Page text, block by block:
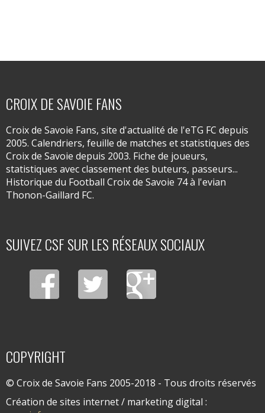
CROIX DE SAVOIE FANS
Croix de Savoie Fans, site d'actualité de l'eTG FC depuis
2005. Calendriers, feuille de matches et statistiques des
Croix de Savoie depuis 2003. Fiche de joueurs,
statistiques avec classement des buteurs, passeurs...
Historique du Football Croix de Savoie 74 à l'evian
Thonon-Gaillard FC.
SUIVEZ CSF SUR LES RÉSEAUX SOCIAUX
COPYRIGHT
© Croix de Savoie Fans 2005-2018 - Tous droits réservés
Création de sites internet / marketing digital :